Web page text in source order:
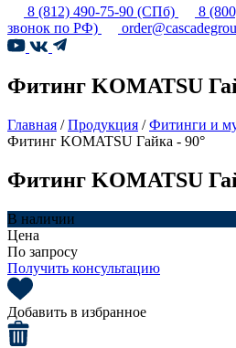
8 (812) 490-75-90 (СПб) 8
звонок по РФ)
Фитинг KOMATSU
Главная /Продукция /Фитинги и
Фитинг KOMATSU Гайка - 90°
Фитинг KOMATSU
В наличии
Цена
По запросу
Получить консультацию
Добавить в избранное